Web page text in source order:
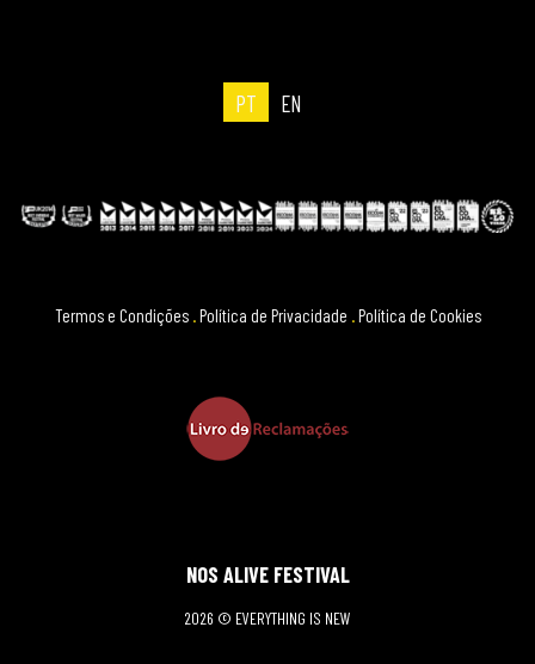
PT EN
Termos e Condições Política de Privacidade Política de Cookies
NOS ALIVE FESTIVAL
2026 © EVERYTHING IS NEW